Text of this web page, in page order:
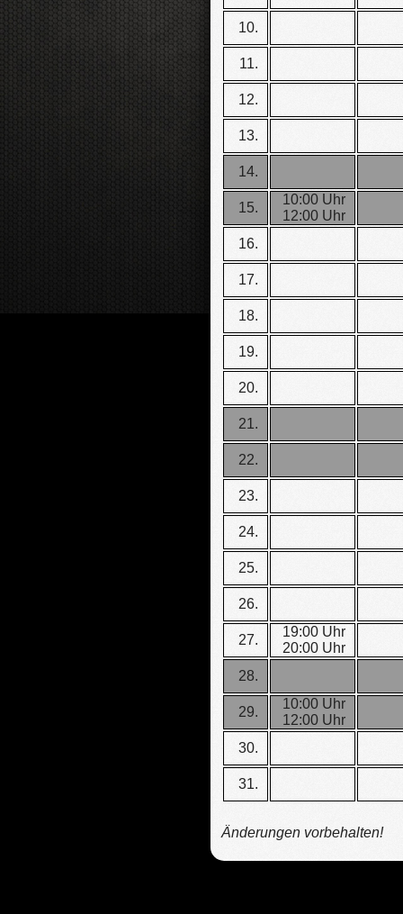
10.
11.
12.
13.
14.
15.
10:00 Uhr
12:00 Uhr
16.
17.
18.
19.
20.
21.
22.
23.
24.
25.
26.
27.
19:00 Uhr
20:00 Uhr
28.
29.
10:00 Uhr
12:00 Uhr
30.
31.
Änderungen vorbehalten!